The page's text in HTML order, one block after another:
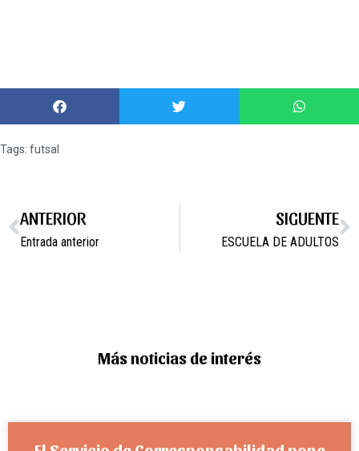
Tags: futsal
ANTERIOR
Entrada anterior
SIGUENTE
ESCUELA DE ADULTOS
Más noticias de interés